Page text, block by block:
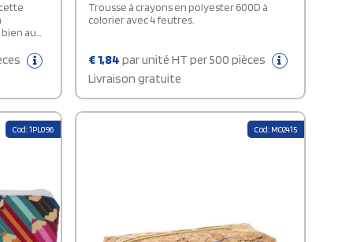
au
en
à
glissière
et
pour
Trousse à crayons en polyester 600D à
colorier avec 4 feutres.
€1,84 par unité HT per 500 pièces
Livraison gratuite
Cod: 1PL096 Cod: MO2415